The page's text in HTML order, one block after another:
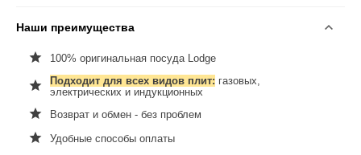
Наши преимущества
100% оригинальная посуда Lodge
Подходит для всех видов плит: газовых,
электрических и индукционных
Возврат и обмен - без проблем
Удобные способы оплаты